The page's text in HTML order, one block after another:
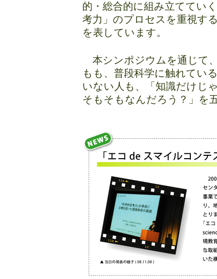
的・総合的に組み立ててい
考力」のプロセスを重視す
を表しています。
本シンポジウムを通じて
もも、普段科学に触れてい
いない人も、「知識だけじ
そもそもなんだろう？」を